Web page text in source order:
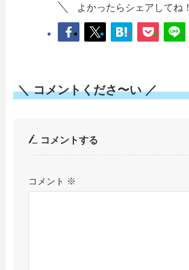
よかったらシェアしてね！
＼ コメントくださ〜い ／
コメントする
コメント ※